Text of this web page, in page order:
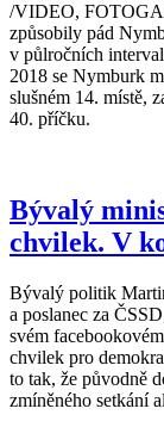
/VIDEO,
způsobily pád
v půlročních
2018 se Nymburk
slušném 14. místě,
40. příčku.
Bývalý
chvilek. V
Bývalý politik
a poslanec za
svém
chvilek pro
to tak, že původně
zmíněného setkání